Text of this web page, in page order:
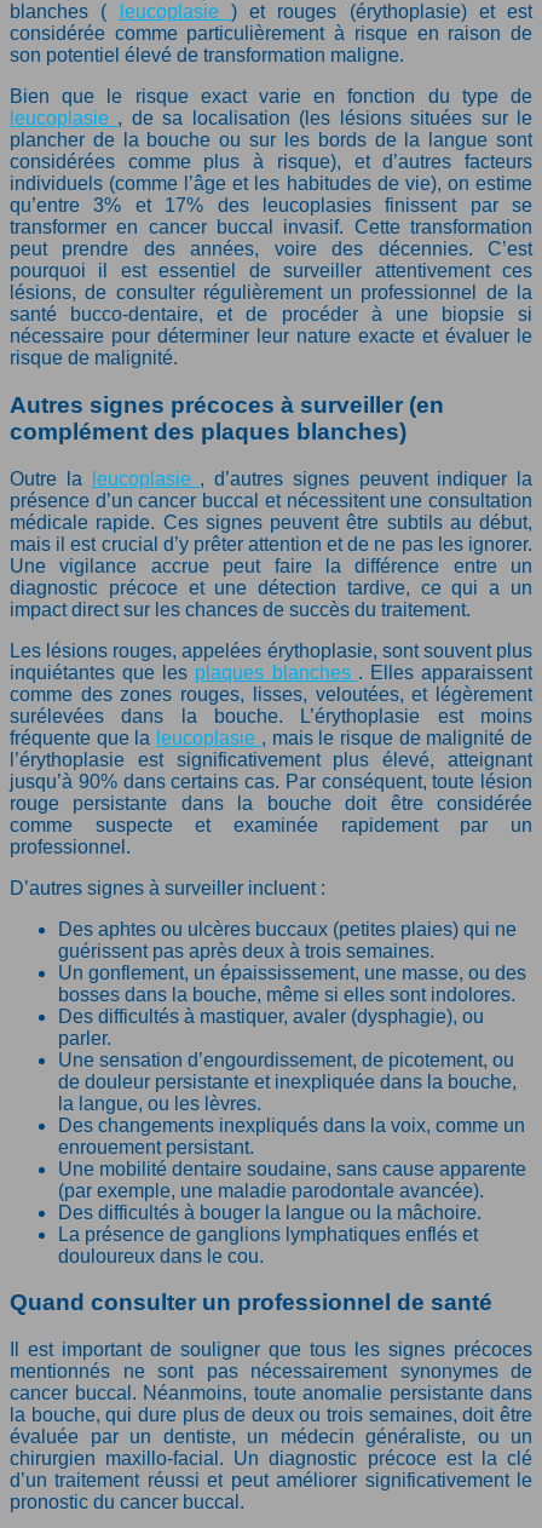
blanches (
leucoplasie ) et rouges (érythoplasie) et est
considérée comme particulièrement à risque en raison de
son potentiel élevé de transformation maligne.
Bien que le risque exact varie en fonction du type de
leucoplasie , de sa localisation (les lésions situées sur le
plancher de la bouche ou sur les bords de la langue sont
considérées comme plus à risque), et d’autres facteurs
individuels (comme l’âge et les habitudes de vie), on estime
qu’entre 3% et 17% des leucoplasies finissent par se
transformer en cancer buccal invasif. Cette transformation
peut prendre des années, voire des décennies. C’est
pourquoi il est essentiel de surveiller attentivement ces
lésions, de consulter régulièrement un professionnel de la
santé bucco-dentaire, et de procéder à une biopsie si
nécessaire pour déterminer leur nature exacte et évaluer le
risque de malignité.
Autres signes précoces à surveiller (en
complément des plaques blanches)
Outre la leucoplasie , d’autres signes peuvent indiquer la
présence d’un cancer buccal et nécessitent une consultation
médicale rapide. Ces signes peuvent être subtils au début,
mais il est crucial d’y prêter attention et de ne pas les ignorer.
Une vigilance accrue peut faire la différence entre un
diagnostic précoce et une détection tardive, ce qui a un
impact direct sur les chances de succès du traitement.
Les lésions rouges, appelées érythoplasie, sont souvent plus
inquiétantes que les plaques blanches . Elles apparaissent
comme des zones rouges, lisses, veloutées, et légèrement
surélevées dans la bouche. L’érythoplasie est moins
fréquente que la leucoplasie , mais le risque de malignité de
l’érythoplasie est significativement plus élevé, atteignant
jusqu’à 90% dans certains cas. Par conséquent, toute lésion
rouge persistante dans la bouche doit être considérée
comme suspecte et examinée rapidement par un
professionnel.
D’autres signes à surveiller incluent :
Des aphtes ou ulcères buccaux (petites plaies) qui ne
guérissent pas après deux à trois semaines.
Un gonflement, un épaississement, une masse, ou des
bosses dans la bouche, même si elles sont indolores.
Des difficultés à mastiquer, avaler (dysphagie), ou
parler.
Une sensation d’engourdissement, de picotement, ou
de douleur persistante et inexpliquée dans la bouche,
la langue, ou les lèvres.
Des changements inexpliqués dans la voix, comme un
enrouement persistant.
Une mobilité dentaire soudaine, sans cause apparente
(par exemple, une maladie parodontale avancée).
Des difficultés à bouger la langue ou la mâchoire.
La présence de ganglions lymphatiques enflés et
douloureux dans le cou.
Quand consulter un professionnel de santé
Il est important de souligner que tous les signes précoces
mentionnés ne sont pas nécessairement synonymes de
cancer buccal. Néanmoins, toute anomalie persistante dans
la bouche, qui dure plus de deux ou trois semaines, doit être
évaluée par un dentiste, un médecin généraliste, ou un
chirurgien maxillo-facial. Un diagnostic précoce est la clé
d’un traitement réussi et peut améliorer significativement le
pronostic du cancer buccal.